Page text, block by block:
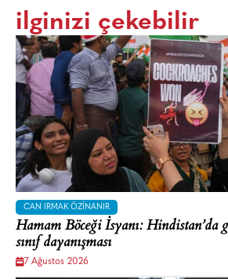
ilginizi çekebilir
CAN IRMAK ÖZINANIR
Hamam Böceği İsyanı: Hindistan’da
sınıf dayanışması
7 Ağustos 2026